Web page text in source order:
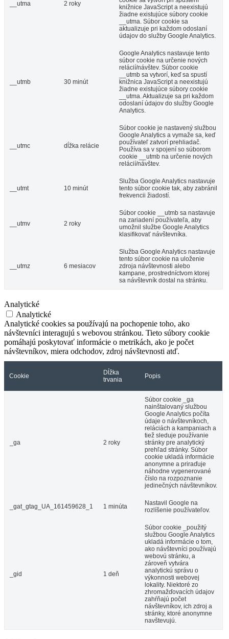
__utma 2 roky
knižnice JavaScript a neexistujú
žiadne existujúce súbory cookie
__utma. Súbor cookie sa
aktualizuje pri každom odoslaní
údajov do služby Google Analytics.
__utmb 30 minút
Google Analytics nastavuje tento
súbor cookie na určenie nových
relácií/návštev. Súbor cookie
__utmb sa vytvorí, keď sa spustí
knižnica JavaScript a neexistujú
žiadne existujúce súbory cookie
__utma. Aktualizuje sa pri každom
odoslaní údajov do služby Google
Analytics.
__utmc dĺžka relácie
Súbor cookie je nastavený službou
Google Analytics a vymaže sa, keď
používateľ zatvorí prehliadač.
Používa sa v spojení so súborom
cookie __utmb na určenie nových
relácií/návštev.
__utmt 10 minút
Služba Google Analytics nastavuje
tento súbor cookie tak, aby zabránil
frekvencii žiadostí.
__utmv 2 roky
Súbor cookie __utmb sa nastavuje
na zariadení používateľa, aby
umožnil službe Google Analytics
klasifikovať návštevníka.
__utmz 6 mesiacov
Služba Google Analytics nastavuje
tento súbor cookie na uloženie
zdroja návštevnosti alebo
kampane, prostredníctvom ktorej
sa návštevník dostal na stránku.
Analytické
Analytické
Analytické cookies sa používajú na pochopenie toho, ako
návštevníci interagujú s webovou stránkou. Tieto súbory cookie
pomáhajú poskytovať informácie o metrikách, ako je počet
návštevníkov, miera odchodov, zdroj návštevnosti atď.
Cookie
Dĺžka
trvania
Popis
_ga 2 roky
Súbor cookie _ga
nainštalovaný službou
Google Analytics počíta
údaje o návštevníkoch,
reláciách a kampaniach a
tiež sleduje používanie
stránky pre analytický
prehľad stránky. Súbor
cookie ukladá informácie
anonymne a priraďuje
náhodne vygenerované
číslo na rozpoznanie
jedinečných návštevníkov.
_gat_gtag_UA_161459628_1 1 minúta
Nastavil Google na
rozlíšenie používateľov.
_gid 1 deň
Súbor cookie _použitý
službou Google Analytics
ukladá informácie o tom,
ako návštevníci používajú
webovú stránku, a
zároveň vytvára
analytickú správu o
výkonnosti webovej
lokality. Niektoré zo
zhromažďovacích údajov
zahŕňajú počet
návštevníkov, ich zdroj a
stránky, ktoré anonymne
navštevujú.